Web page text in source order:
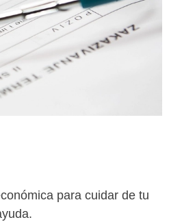
para cuidar de tu